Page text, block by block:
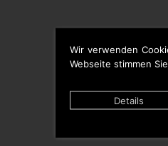
Wir verwenden
Webseite stimmen
Details